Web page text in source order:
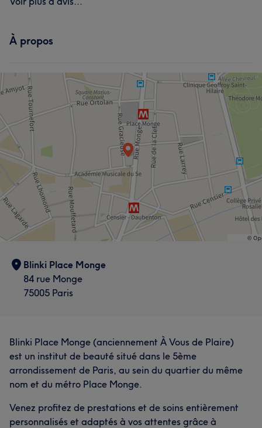
À propos
Blinki Place Monge
84 rue Monge
75005 Paris
Blinki Place Monge (anciennement À Vous de Plaire)
est un institut de beauté situé dans le 5ème
arrondissement de Paris, au sein du quartier du même
nom et du métro Place Monge.
Venez profitez de prestations et de soins entièrement
personnalisés et adaptés à vos attentes grâce à